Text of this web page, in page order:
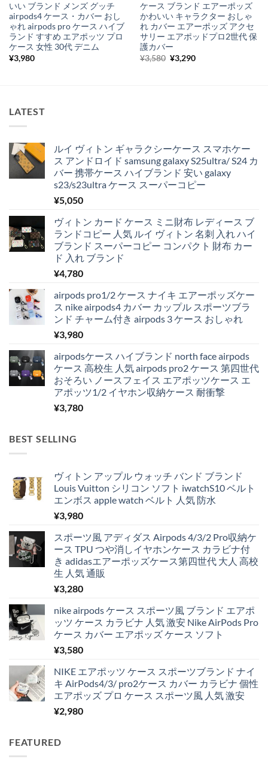
いい ブランド メンズ グッチ
airpods4 ケース・カバー おし
ゃれ airpods pro ケース ハイブ
ランド すすめ エアポッツ プロ
ケース 女性 30代 デニム
¥3,980
ケース ブランド エアーポッズ
かわいい キャラクター おしゃ
れ カバー エアーポッズ アクセ
サリー エアポッドプロ2世代 保
護カバー
¥3,580 元
¥3,290現
LATEST
ルイ ヴィトン ギャラクシーケース スマホケー
ス アンドロイド samsung galaxy S25ultra/ S24 カ
バー 携帯ケース ハイブランド 安い galaxy
s23/s23ultra ケース スーパーコピー
¥5,050
ヴィトン カード ケース ミニ財布 レディース ブ
ランドコピー 人気 ルイ ヴィトン 名刺 入れ ハイ
ブランド スーパーコピー コンパクト 財布 カー
ド 入れ ブランド
¥4,780
airpods pro1/2 ケース ナイキ エアーポッズケー
ス nike airpods4 カバー カップル スポーツブラ
ンド チャーム付き airpods 3 ケース おしゃれ
¥3,980
airpodsケース ハイブランド north face airpods
ケース 高校生 人気 airpods pro2 ケース 第四世代
おそろい ノースフェイス エアポッツケース エ
アポッツ1/2 イヤホン収納ケース 耐衝撃
¥3,780
BEST SELLING
ヴィトン アップル ウォッチ バンド ブランド
Louis Vuitton シリコン ソフト iwatchS10 ベルト
エンボス apple watch ベルト 人気 防水
¥3,980
スポーツ風 アディダス Airpods 4/3/2 Pro収納ケ
ース TPU つや消しイヤホンケース カラビナ付
き adidasエアーポッズケース第四世代 大人 高校
生 人気 通販
¥3,280
nike airpods ケース スポーツ風 ブランド エアポ
ッツ ケース カラビナ 人気 激安 Nike AirPods Pro
ケース カバー エアポッズ ケース ソフト
¥3,580
NIKE エアポッツ ケース スポーツブランド ナイ
キ AirPods4/3/ pro2ケース カバー カラビナ 個性
エアポッズ プロ ケース スポーツ風 人気 激安
¥2,980
FEATURED